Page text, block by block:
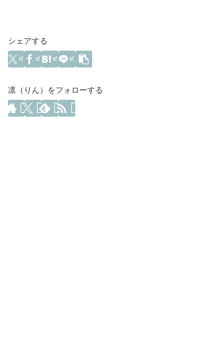
シェアする
凛（りん）をフォローする